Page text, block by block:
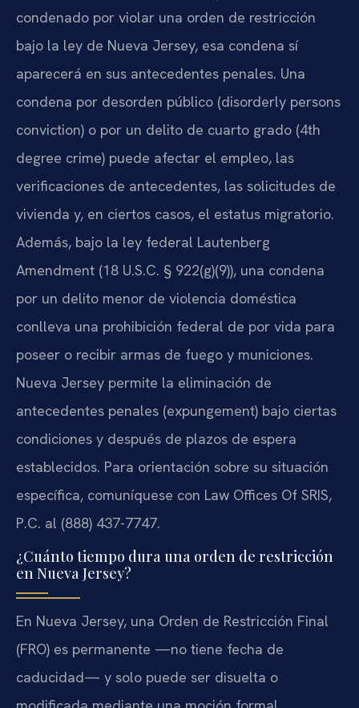
condenado por violar una orden de restricción
bajo la ley de Nueva Jersey, esa condena sí
aparecerá en sus antecedentes penales. Una
condena por desorden público (disorderly persons
conviction) o por un delito de cuarto grado (4th
degree crime) puede afectar el empleo, las
verificaciones de antecedentes, las solicitudes de
vivienda y, en ciertos casos, el estatus migratorio.
Además, bajo la ley federal Lautenberg
Amendment (18 U.S.C. § 922(g)(9)), una condena
por un delito menor de violencia doméstica
conlleva una prohibición federal de por vida para
poseer o recibir armas de fuego y municiones.
Nueva Jersey permite la eliminación de
antecedentes penales (expungement) bajo ciertas
condiciones y después de plazos de espera
establecidos. Para orientación sobre su situación
específica, comuníquese con Law Offices Of SRIS,
P.C. al (888) 437-7747.
¿Cuánto tiempo dura una orden de restricción
en Nueva Jersey?
En Nueva Jersey, una Orden de Restricción Final
(FRO) es permanente —no tiene fecha de
caducidad— y solo puede ser disuelta o